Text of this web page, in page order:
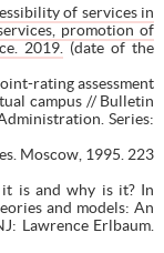
of services in
promotion of
2019.
(date of the
rating assessment
campus // Bulletin
Series:
Moscow, 1995. 223
it is and why is it? In
and models: An
Lawrence Erlbaum.